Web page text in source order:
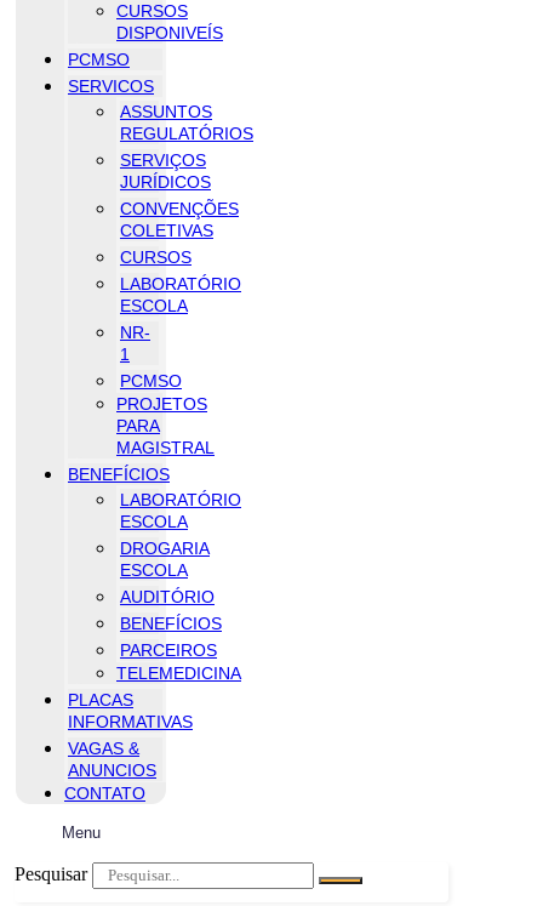
CURSOS
DISPONIVEÍS
PCMSO
SERVICOS
ASSUNTOS
REGULATÓRIOS
SERVIÇOS
JURÍDICOS
CONVENÇÕES
COLETIVAS
CURSOS
LABORATÓRIO
ESCOLA
NR-
1
PCMSO
PROJETOS
PARA
MAGISTRAL
BENEFÍCIOS
LABORATÓRIO
ESCOLA
DROGARIA
ESCOLA
AUDITÓRIO
BENEFÍCIOS
PARCEIROS
TELEMEDICINA
PLACAS
INFORMATIVAS
VAGAS &
ANUNCIOS
CONTATO
Menu
Pesquisar